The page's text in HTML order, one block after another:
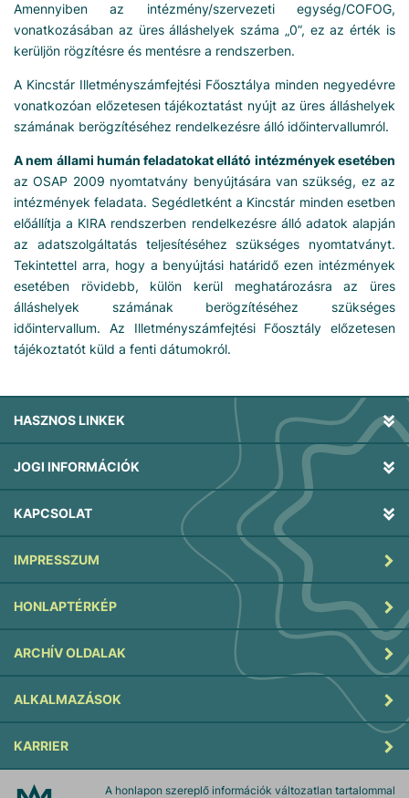
Amennyiben az intézmény/szervezeti egység/COFOG,
vonatkozásában az üres álláshelyek száma „0”, ez az érték is
kerüljön rögzítésre és mentésre a rendszerben.
A Kincstár Illetményszámfejtési Főosztálya minden negyedévre
vonatkozóan előzetesen tájékoztatást nyújt az üres álláshelyek
számának berögzítéséhez rendelkezésre álló időintervallumról.
A nem állami humán feladatokat ellátó intézmények esetében
az OSAP 2009 nyomtatvány benyújtására van szükség, ez az
intézmények feladata. Segédletként a Kincstár minden esetben
előállítja a KIRA rendszerben rendelkezésre álló adatok alapján
az adatszolgáltatás teljesítéséhez szükséges nyomtatványt.
Tekintettel arra, hogy a benyújtási határidő ezen intézmények
esetében rövidebb, külön kerül meghatározásra az üres
álláshelyek számának berögzítéséhez szükséges
időintervallum. Az Illetményszámfejtési Főosztály előzetesen
tájékoztatót küld a fenti dátumokról.
HASZNOS LINKEK
JOGI INFORMÁCIÓK
KAPCSOLAT
IMPRESSZUM
HONLAPTÉRKÉP
ARCHÍV OLDALAK
ALKALMAZÁSOK
KARRIER
A honlapon szereplő információk változatlan tartalommal